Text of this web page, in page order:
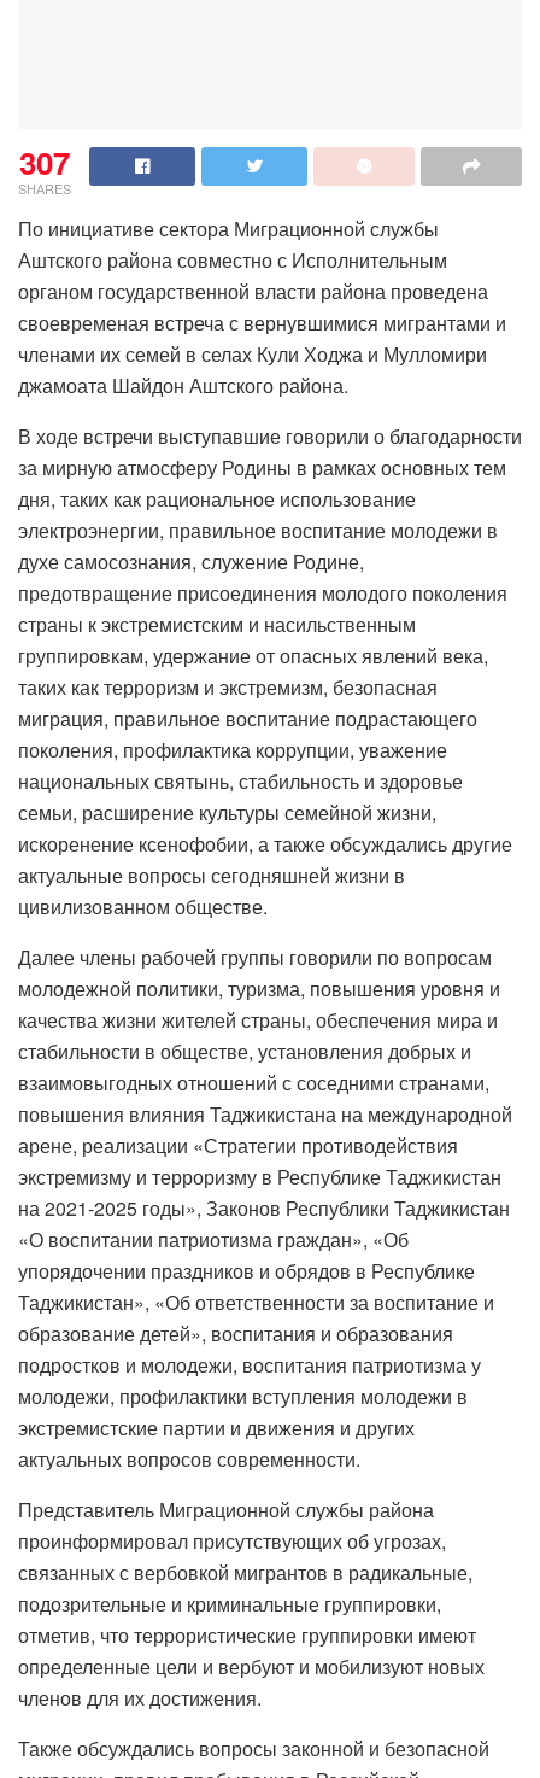
307
SHARES
По инициативе сектора Миграционной службы
Аштского района совместно с Исполнительным
органом государственной власти района проведена
своевременая встреча с вернувшимися мигрантами и
членами их семей в селах Кули Ходжа и Мулломири
джамоата Шайдон Аштского района.
В ходе встречи выступавшие говорили о благодарности
за мирную атмосферу Родины в рамках основных тем
дня, таких как рациональное использование
электроэнергии, правильное воспитание молодежи в
духе самосознания, служение Родине,
предотвращение присоединения молодого поколения
страны к экстремистским и насильственным
группировкам, удержание от опасных явлений века,
таких как терроризм и экстремизм, безопасная
миграция, правильное воспитание подрастающего
поколения, профилактика коррупции, уважение
национальных святынь, стабильность и здоровье
семьи, расширение культуры семейной жизни,
искоренение ксенофобии, а также обсуждались другие
актуальные вопросы сегодняшней жизни в
цивилизованном обществе.
Далее члены рабочей группы говорили по вопросам
молодежной политики, туризма, повышения уровня и
качества жизни жителей страны, обеспечения мира и
стабильности в обществе, установления добрых и
взаимовыгодных отношений с соседними странами,
повышения влияния Таджикистана на международной
арене, реализации «Стратегии противодействия
экстремизму и терроризму в Республике Таджикистан
на 2021-2025 годы», Законов Республики Таджикистан
«О воспитании патриотизма граждан», «Об
упорядочении праздников и обрядов в Республике
Таджикистан», «Об ответственности за воспитание и
образование детей», воспитания и образования
подростков и молодежи, воспитания патриотизма у
молодежи, профилактики вступления молодежи в
экстремистские партии и движения и других
актуальных вопросов современности.
Представитель Миграционной службы района
проинформировал присутствующих об угрозах,
связанных с вербовкой мигрантов в радикальные,
подозрительные и криминальные группировки,
отметив, что террористические группировки имеют
определенные цели и вербуют и мобилизуют новых
членов для их достижения.
Также обсуждались вопросы законной и безопасной